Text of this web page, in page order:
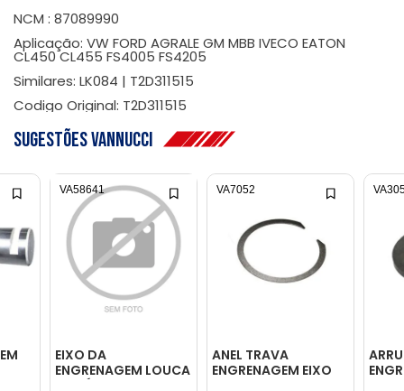
NCM : 87089990
Aplicação: VW FORD AGRALE GM MBB IVECO EATON
CL450 CL455 FS4005 FS4205
Similares: LK084 | T2D311515
Codigo Original: T2D311515
Sugestões Vannucci
EIXO DA
ENGRENAGEM LOUCA
VA58641
ANEL TRAVA
ENGRENAGEM EIXO
VA7052